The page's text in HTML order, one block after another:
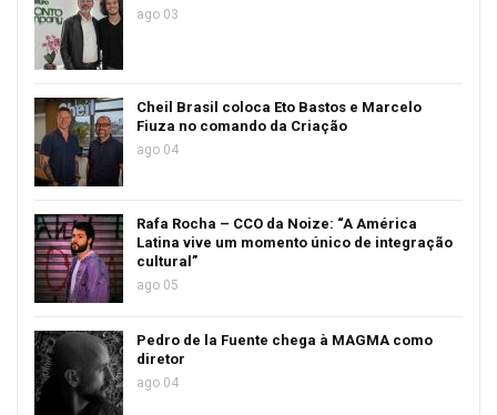
ago 03
Cheil Brasil coloca Eto Bastos e Marcelo
Fiuza no comando da Criação
ago 04
Rafa Rocha – CCO da Noize: “A América
Latina vive um momento único de integração
cultural”
ago 05
Pedro de la Fuente chega à MAGMA como
diretor
ago 04